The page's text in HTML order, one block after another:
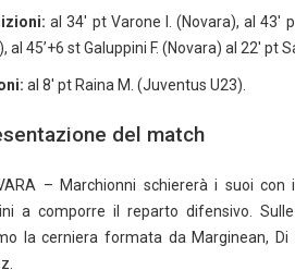
al 34′ pt Varone I. (Novara), al 43′
al 45’+6 st Galuppini F. (Novara) al 22′ pt
al 8′ pt Raina M. (Juventus U23).
del match
– Marchionni schiererà i suoi
a comporre il reparto difensivo.
la cerniera formata da Marginean,